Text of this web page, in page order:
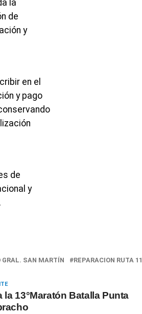
la
de
y
en el
y pago
de
y
GRAL. SAN MARTÍN REPARACION RUTA 11
la 13°Maratón Batalla Punta